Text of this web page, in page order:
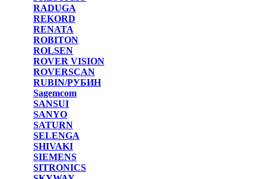
RADUGA
REKORD
RENATA
ROBITON
ROLSEN
ROVER VISION
ROVERSCAN
RUBIN/РУБИН
Sagemcom
SANSUI
SANYO
SATURN
SELENGA
SHIVAKI
SIEMENS
SITRONICS